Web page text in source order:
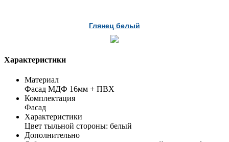
Глянец белый
Характеристики
Материал
Фасад МДФ 16мм + ПВХ
Комплектация
Фасад
Характеристики
Цвет тыльной стороны: белый
Дополнительно